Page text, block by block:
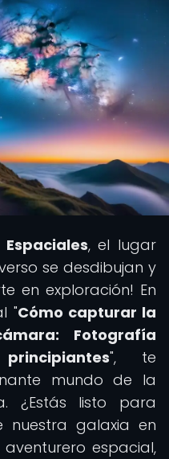
, el lugar
se desdibujan y
en exploración! En
"Cómo capturar la
Fotografía
", te
mundo de la
¿Estás listo para
galaxia en
aventurero espacial,